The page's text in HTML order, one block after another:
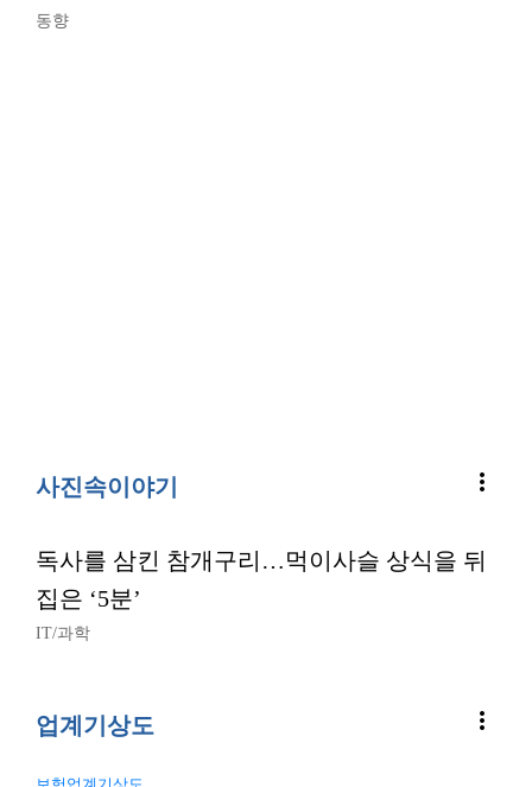
동향
사진속이야기 more_vert
독사를 삼킨 참개구리…먹이사슬 상식을 뒤
집은 ‘5분’
IT/과학
업계기상도 more_vert